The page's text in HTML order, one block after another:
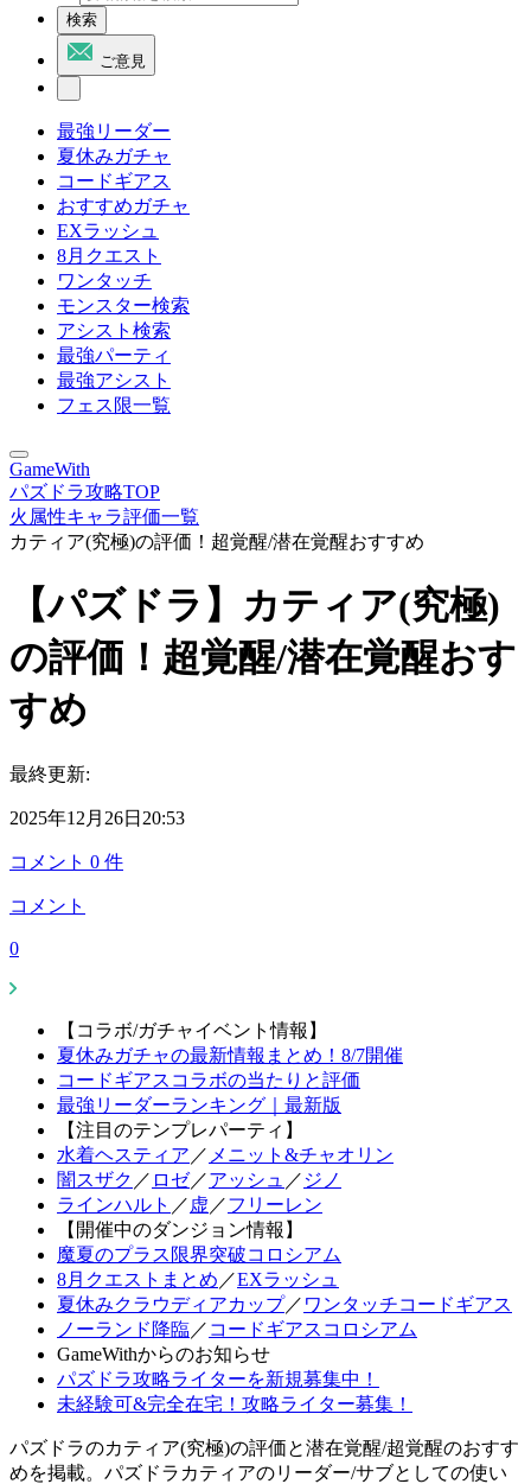
検索
ご意見
最強リーダー
夏休みガチャ
コードギアス
おすすめガチャ
EXラッシュ
8月クエスト
ワンタッチ
モンスター検索
アシスト検索
最強パーティ
最強アシスト
フェス限一覧
GameWith
パズドラ攻略TOP
火属性キャラ評価一覧
カティア(究極)の評価！超覚醒/潜在覚醒おすすめ
【パズドラ】カティア(究極)
の評価！超覚醒/潜在覚醒おす
すめ
最終更新:
2025年12月26日20:53
コメント 0 件
コメント
0
【コラボ/ガチャイベント情報】
夏休みガチャの最新情報まとめ！8/7開催
コードギアスコラボの当たりと評価
最強リーダーランキング｜最新版
【注目のテンプレパーティ】
水着ヘスティア ／ メニット&チャオリン
闇スザク ／ ロゼ／アッシュ ／ ジノ
ラインハルト ／ 虚 ／フリーレン
【開催中のダンジョン情報】
魔夏のプラス限界突破コロシアム
8月クエストまとめ ／EXラッシュ
夏休みクラウディアカップ／ ワンタッチコードギアス
ノーランド降臨／ コードギアスコロシアム
GameWithからのお知らせ
パズドラ攻略ライターを新規募集中！
未経験可&完全在宅！攻略ライター募集！
パズドラのカティア(究極)の評価と潜在覚醒/超覚醒のおすす
めを掲載。パズドラカティアのリーダー/サブとしての使い